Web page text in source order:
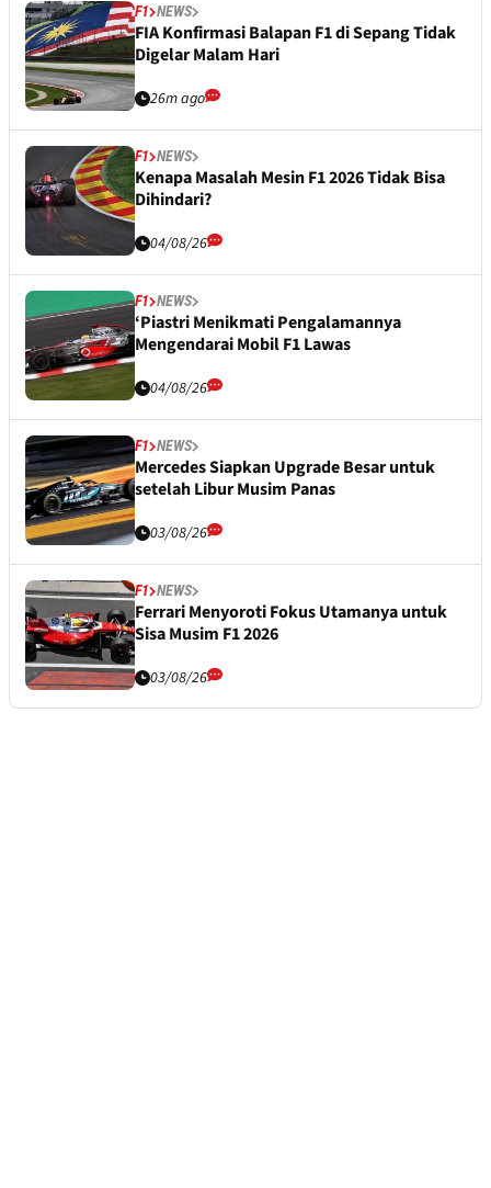
F1 NEWS
FIA Konfirmasi Balapan F1 di Sepang Tidak
Digelar Malam Hari
26m ago
F1 NEWS
Kenapa Masalah Mesin F1 2026 Tidak Bisa
Dihindari?
04/08/26
F1 NEWS
‘Piastri Menikmati Pengalamannya
Mengendarai Mobil F1 Lawas
04/08/26
F1 NEWS
Mercedes Siapkan Upgrade Besar untuk
setelah Libur Musim Panas
03/08/26
F1 NEWS
Ferrari Menyoroti Fokus Utamanya untuk
Sisa Musim F1 2026
03/08/26